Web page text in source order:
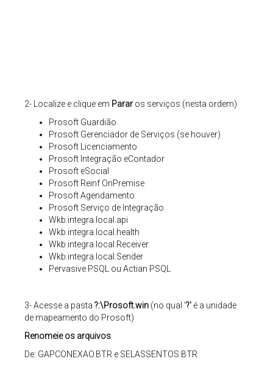
2- Localize e clique em Parar os serviços (nesta ordem)
Prosoft Guardião
Prosoft Gerenciador de Serviços (se houver)
Prosoft Licenciamento
Prosoft Integração eContador
Prosoft eSocial
Prosoft Reinf OnPremise
Prosoft Agendamento
Prosoft Serviço de Integração
Wkb.integra.local.api
Wkb.integra.local.health
Wkb.integra.local.Receiver
Wkb.integra.local.Sender
Pervasive PSQL ou Actian PSQL
3- Acesse a pasta ?:\Prosoft.win (no qual '?'é a unidade
de mapeamento do Prosoft)
Renomeie os arquivos
De: GAPCONEXAO.BTR e SELASSENTOS.BTR